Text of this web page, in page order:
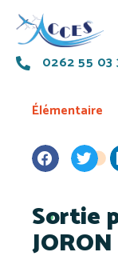
0262 55 03
Élémentaire
Sortie
JORON